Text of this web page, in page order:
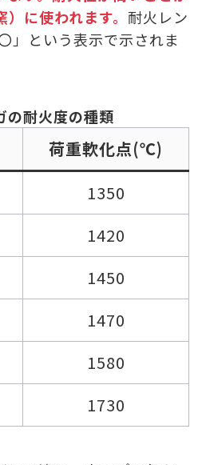
に使われます。 耐火レン
」という表示で示されま
の耐火度の種類
荷重軟化点(℃)
1350
1420
1450
1470
1580
1730